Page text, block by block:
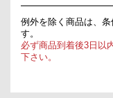
例外を除く商品は、
す。
必ず商品到着後3日以
下さい。